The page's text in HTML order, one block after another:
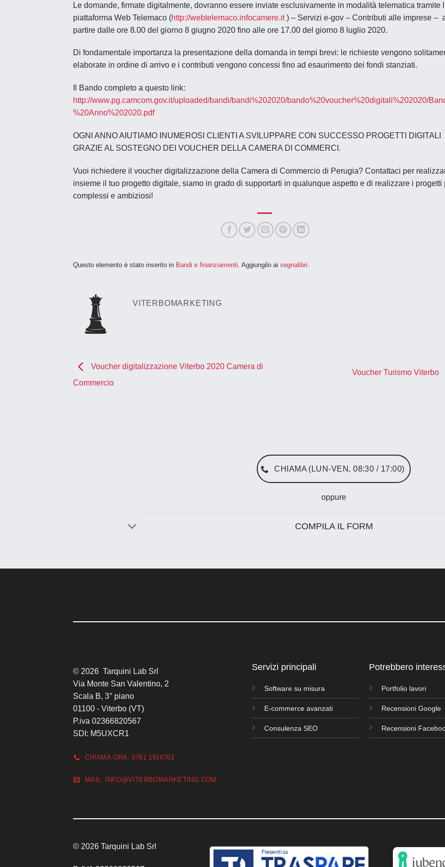
Le domande, firmate digitalmente, dovranno essere inviate esclusivamente in modalità telematica tramite
piattaforma Web Telemaco (http://webtelemaco.infocamere.it) – Servizi e-gov – Contributi alle imprese –
partire dalle ore 8.00 del giorno 8 giugno 2020 fino alle ore 17.00 del giorno 8 luglio 2020.
Di fondamentale importanza la presentazione della domanda in tempi brevi: le richieste vengono
elaborate in ordine di arrivo e i contributi vengono concessi fino ad esaurimento dei fondi stanziati.
Il Bando completo a questo link:
http://www.pg.camcom.gov.it/uploaded/bandi/bandi%202020/bando%20voucher%20digitali%202020/
%20Anno%202020.pdf
OGNI ANNO AIUTIAMO INUMEROSI CLIENTI A SVILUPPARE CON SUCCESSO PROGETTI DIGITALI
GRAZIE AL SOSTEGNO DEI VOUCHER DELLA CAMERA DI COMMERCI.
Vuoi richiedere il voucher digitalizzazione della Camera di Commercio di Perugia? Contattaci per
insieme il tuo progetto digitale, siamo in grado di supportarti in qualunque aspetto e di realizzare i progetti
complessi e ambiziosi!
Questo elemento è stato inserito in Bandi e finanziamenti. Aggiungilo ai segnalibri.
VITERBOMARKETING
Voucher digitalizzazione Viterbo 2020 Camera di
Commercio
Voucher Turismo Viterbo
CHIAMA (LUN-VEN, 08:30 / 17:00)
oppure
COMPILA IL FORM
© 2026 Tarquini Lab Srl
Via Monte San Valentino, 2
Scala B, 3° piano
01100 - Viterbo (VT)
P.iva 02366820567
SDI: M5UXCR1
CHIAMA ORA: 0761 1916701
MAIL: INFO@VITERBOMARKETING.COM
Servizi principali
Software su misura
E-commerce avanzati
Consulenza SEO
Potrebbero
Portfolio lavori
Recensioni Google
Recensioni
© 2026 Tarquini Lab Srl